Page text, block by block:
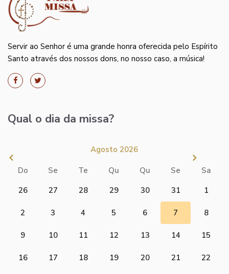
Servir ao Senhor é uma grande honra oferecida pelo Espírito
Santo através dos nossos dons, no nosso caso, a música!
Qual o dia da missa?
Agosto 2026
Do Se Te Qu Qu Se
Sa
26
27 28 29 30 31 1
2 3 4 5 6 7 8
9 10 11 12 13 14 15
16 17 18 19 20 21 22